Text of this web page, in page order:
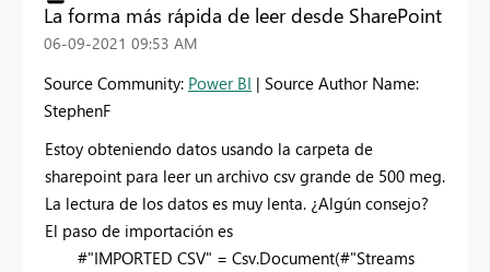
La forma más rápida de leer desde SharePoint
‎06-09-2021 09:53 AM
Source Community: Power BI | Source Author Name:
StephenF
Estoy obteniendo datos usando la carpeta de
sharepoint para leer un archivo csv grande de 500 meg.
La lectura de los datos es muy lenta. ¿Algún consejo?
El paso de importación es
#"IMPORTED CSV" = Csv.Document(#"Streams